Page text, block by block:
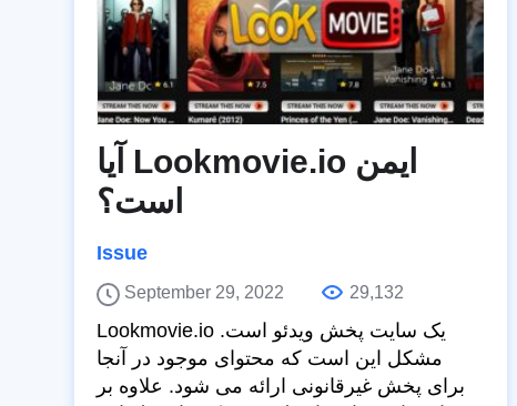
آیا Lookmovie.io ایمن
است؟
Issue
September 29, 2022 29,132
Lookmovie.io یک سایت پخش ویدئو است.
مشکل این است که محتوای موجود در آنجا
برای پخش غیرقانونی ارائه می شود. علاوه بر